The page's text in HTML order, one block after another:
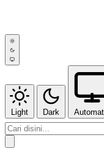
Light Dark